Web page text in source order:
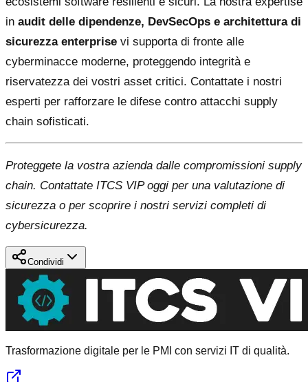
in audit delle dipendenze, DevSecOps e architettura di
sicurezza enterprise vi supporta di fronte alle
cyberminacce moderne, proteggendo integrità e
riservatezza dei vostri asset critici. Contattate i nostri
esperti per rafforzare le difese contro attacchi supply
chain sofisticati.
Proteggete la vostra azienda dalle compromissioni supply
chain. Contattate ITCS VIP oggi per una valutazione di
sicurezza o per scoprire i nostri servizi completi di
cybersicurezza.
Condividi
Trasformazione digitale per le PMI con servizi IT di qualità.